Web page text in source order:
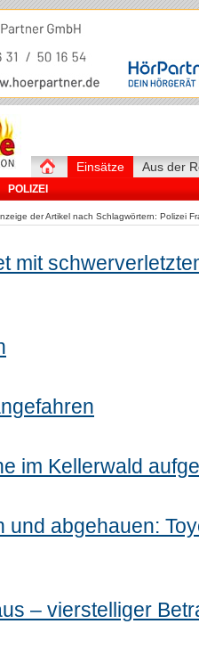
Einsätze
POLIZEI
Aus der
der Artikel nach Schlagwörtern: Polizei
mit
im Kellerwald
und abgehauen:
– vierstelliger